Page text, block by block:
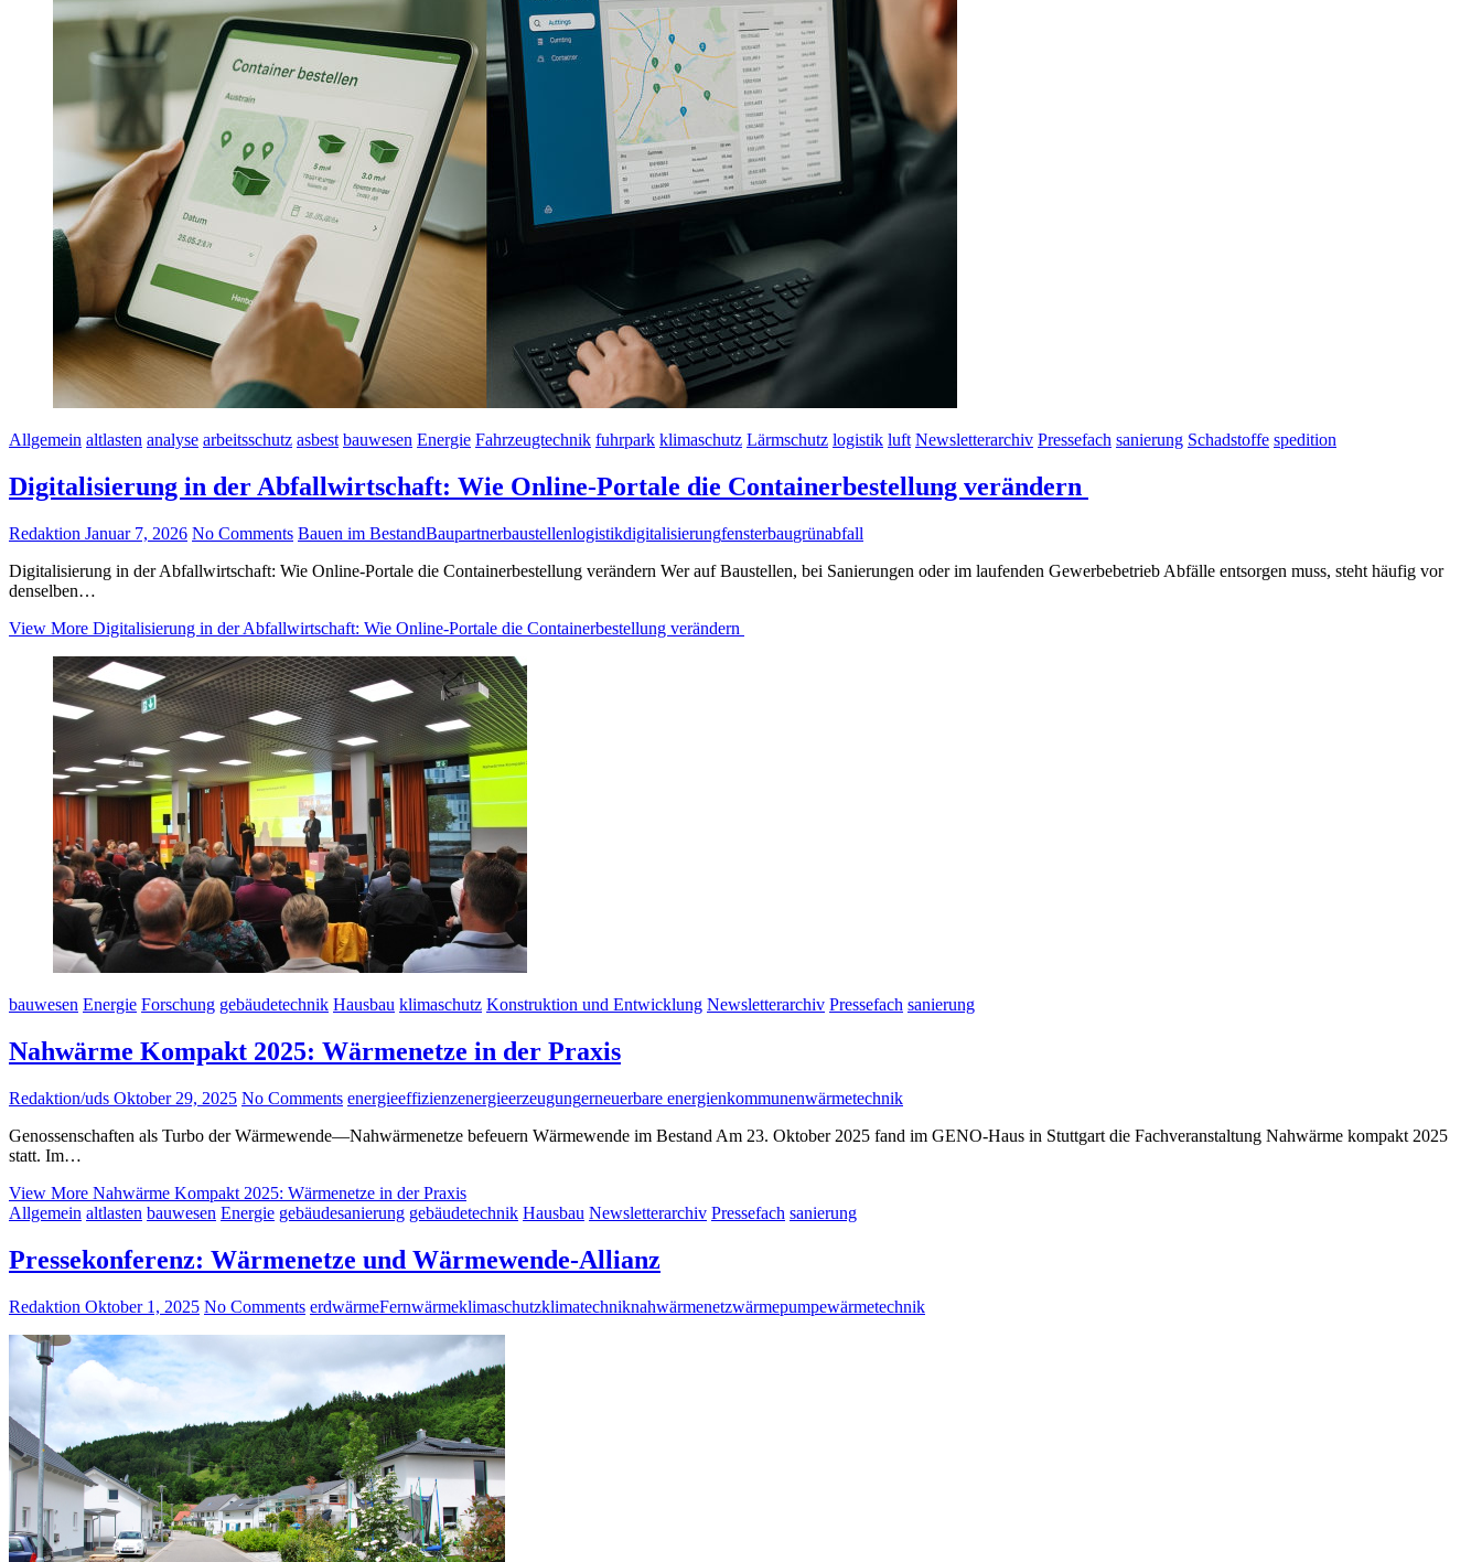
Allgemein altlasten analyse arbeitsschutz asbest bauwesen Energie Fahrzeugtechnik fuhrpark klimaschutz Lärmschutz logistik luft Newsletterarchiv Pressefach sanierung Schadstoffe spedition
Digitalisierung in der Abfallwirtschaft: Wie Online-Portale die Containerbestellung verändern
Redaktion Januar 7, 2026 No Comments Bauen im BestandBaupartnerbaustellenlogistikdigitalisierungfensterbaugrünabfall
Digitalisierung in der Abfallwirtschaft: Wie Online-Portale die Containerbestellung verändern Wer auf Baustellen, bei Sanierungen oder im laufenden Gewerbebetrieb Abfälle entsorgen muss, steht häufig vor
denselben…
View More Digitalisierung in der Abfallwirtschaft: Wie Online-Portale die Containerbestellung verändern
bauwesen Energie Forschung gebäudetechnik Hausbau klimaschutz Konstruktion und Entwicklung Newsletterarchiv Pressefach sanierung
Nahwärme Kompakt 2025: Wärmenetze in der Praxis
Redaktion/uds Oktober 29, 2025 No Comments energieeffizienzenergieerzeugungerneuerbare energienkommunenwärmetechnik
Genossenschaften als Turbo der Wärmewende—Nahwärmenetze befeuern Wärmewende im Bestand Am 23. Oktober 2025 fand im GENO-Haus in Stuttgart die Fachveranstaltung Nahwärme kompakt 2025
statt. Im…
View More Nahwärme Kompakt 2025: Wärmenetze in der Praxis
Allgemein altlasten bauwesen Energie gebäudesanierung gebäudetechnik Hausbau Newsletterarchiv Pressefach sanierung
Pressekonferenz: Wärmenetze und Wärmewende-Allianz
Redaktion Oktober 1, 2025 No Comments erdwärmeFernwärmeklimaschutzklimatechniknahwärmenetzwärmepumpewärmetechnik